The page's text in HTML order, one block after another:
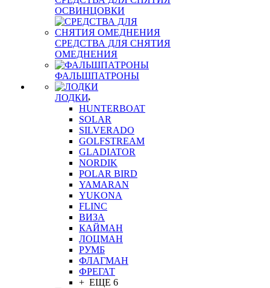
ОСВИНЦОВКИ
СРЕДСТВА ДЛЯ СНЯТИЯ
ОМЕДНЕНИЯ
ФАЛЬШПАТРОНЫ
ЛОДКИ
HUNTERBOAT
SOLAR
SILVERADO
GOLFSTREAM
GLADIATOR
NORDIK
POLAR BIRD
YAMARAN
YUKONA
FLINC
ВИЗА
КАЙМАН
ЛОЦМАН
РУМБ
ФЛАГМАН
ФРЕГАТ
+ ЕЩЕ 6